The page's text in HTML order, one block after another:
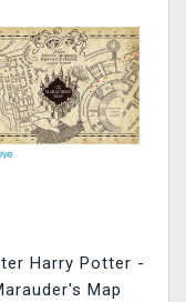
Harry Potter -
Map